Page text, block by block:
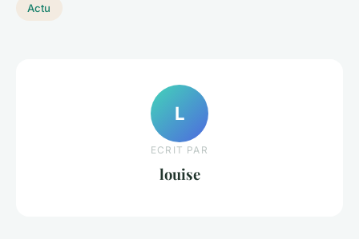
Actu
L
ECRIT PAR
louise